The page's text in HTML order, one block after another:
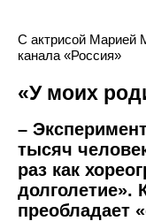
С актрисой Марией
канала «Россия»
«У моих
–
тысяч
раз как
долголетие».
преобладает